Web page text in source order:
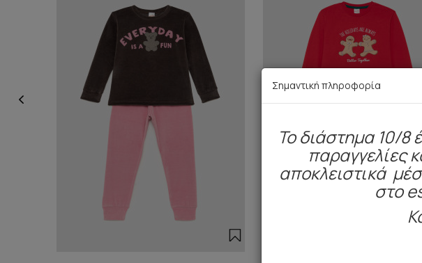
Σημαντική πληροφορία
To διάστημα 10/8
παραγγελίες
αποκλειστικά
στο